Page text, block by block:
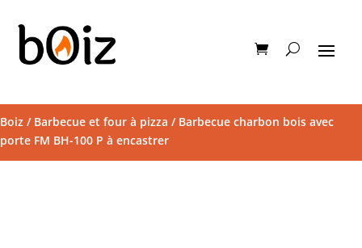
Boiz / Barbecue et four à pizza / Barbecue charbon bois avec
porte FM BH-100 P à encastrer